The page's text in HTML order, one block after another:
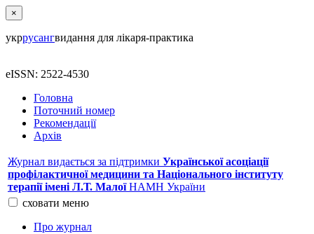
×
укррусангвидання для лікаря-практика
eISSN: 2522-4530
Головна
Поточний номер
Рекомендації
Архів
Журнал видається за підтримки Української асоціації
профілактичної медицини та Національного інституту
терапії імені Л.Т. МалоїНАМН України
сховати меню
Про журнал